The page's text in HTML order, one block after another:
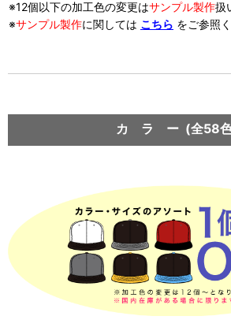
※12個以下の加工色の変更はサンプル製作扱
※サンプル製作に関しては こちら をご参照
カ ラ ー (全58